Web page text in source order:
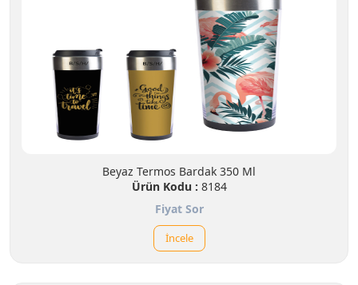
Beyaz Termos Bardak 350 Ml
Ürün Kodu : 8184
Fiyat Sor
İncele